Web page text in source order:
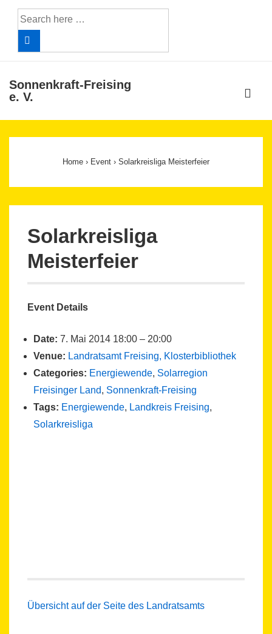
Search
for:
Sonnenkraft-Freising
e. V.
Home › Event › Solarkreisliga Meisterfeier
Solarkreisliga
Meisterfeier
Event Details
Date: 7. Mai 2014 18:00 – 20:00
Venue: Landratsamt Freising, Klosterbibliothek
Categories: Energiewende, Solarregion
Freisinger Land, Sonnenkraft-Freising
Tags: Energiewende, Landkreis Freising,
Solarkreisliga
Übersicht auf der Seite des Landratsamts